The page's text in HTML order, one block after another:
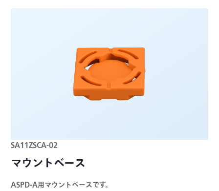
SA11ZSCA-02
マウントベース
ASPD-A用マウントベースです。